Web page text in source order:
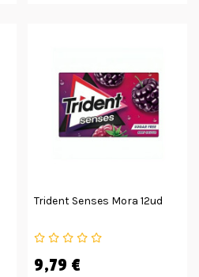
Trident Senses Mora 12ud
9,79 €